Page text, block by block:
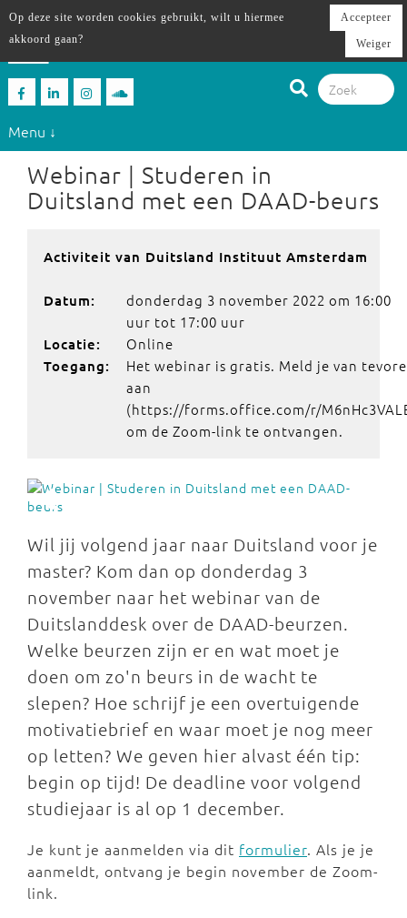
Menu ↓
Webinar | Studeren in
Duitsland met een DAAD-beurs
Activiteit van Duitsland Instituut Amsterdam
Datum:
donderdag 3 november 2022 om 16:00
uur tot 17:00 uur
Locatie: Online
Toegang:
Het webinar is gratis. Meld je van
aan
(https://forms.office.com/r/
om de Zoom-link te ontvangen.
Wil jij volgend jaar naar Duitsland voor je
master? Kom dan op donderdag 3
november naar het webinar van de
Duitslanddesk over de DAAD-beurzen.
Welke beurzen zijn er en wat moet je
doen om zo'n beurs in de wacht te
slepen? Hoe schrijf je een overtuigende
motivatiebrief en waar moet je nog meer
op letten? We geven hier alvast één tip:
begin op tijd! De deadline voor volgend
studiejaar is al op 1 december.
Je kunt je aanmelden via dit formulier. Als je je
aanmeldt, ontvang je begin november de Zoom-
link.
Op deze site worden cookies gebruikt, wilt u hiermee
akkoord gaan?
Accepteer
Weiger